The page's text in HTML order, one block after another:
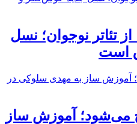
تئاتر نوجوان؛ نسل
است
می‌شود؛ آموزش ساز